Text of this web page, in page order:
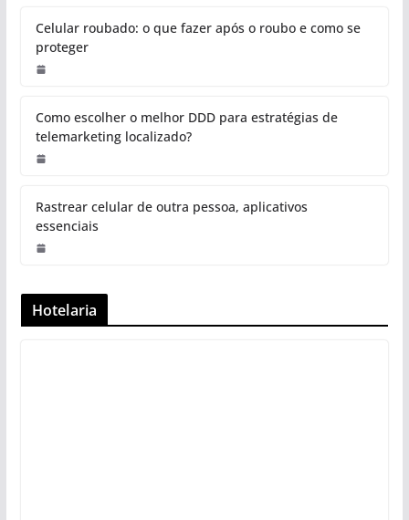
Celular roubado: o que fazer após o roubo e como se
proteger
Como escolher o melhor DDD para estratégias de
telemarketing localizado?
Rastrear celular de outra pessoa, aplicativos
essenciais
Hotelaria